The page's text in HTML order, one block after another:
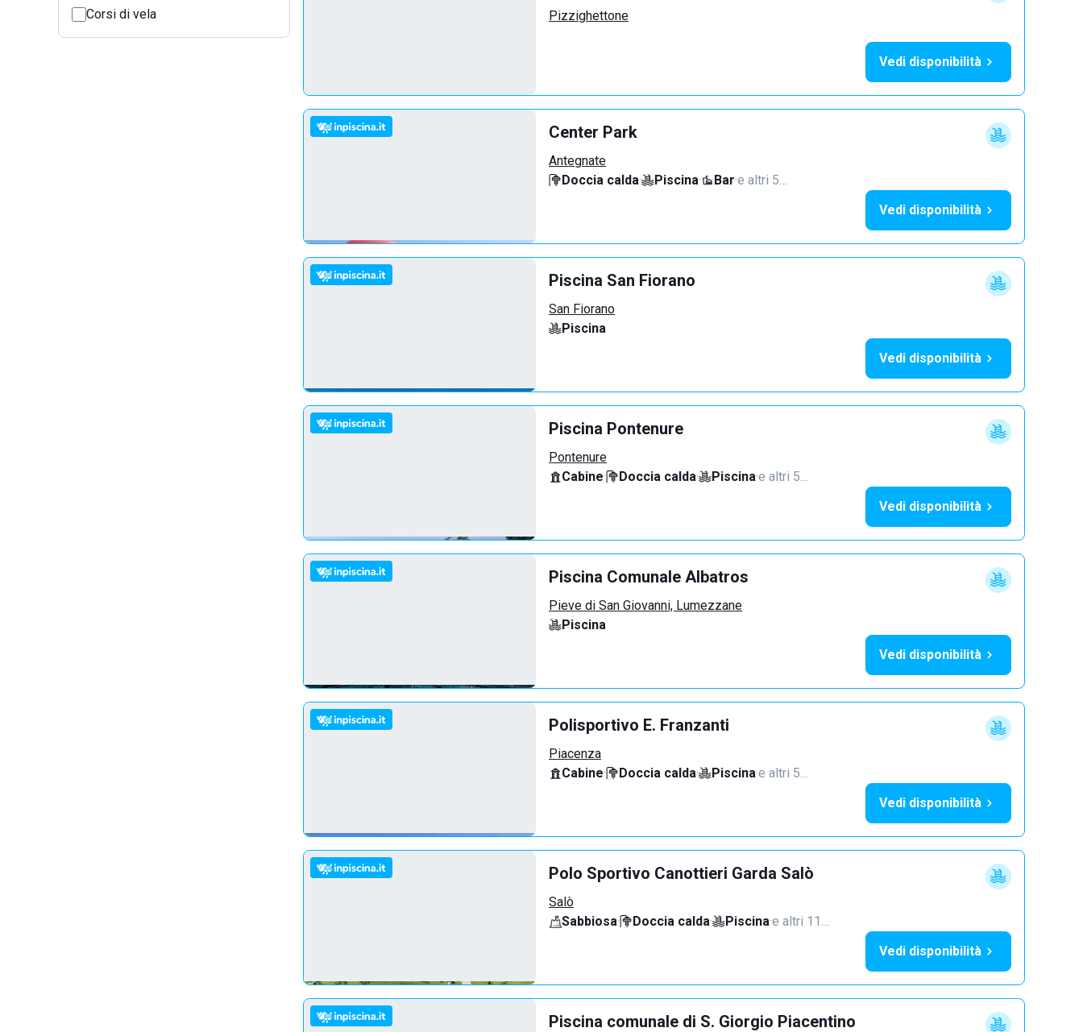
Corsi di vela
Pizzighettone
Vedi disponibilità
Center Park
Antegnate
Doccia calda· Piscina· Bar·e altri 5…
Vedi disponibilità
Piscina San Fiorano
San Fiorano
Piscina
Vedi disponibilità
Piscina Pontenure
Pontenure
Cabine· Doccia calda· Piscina·e altri 5…
Vedi disponibilità
Piscina Comunale Albatros
Pieve di San Giovanni, Lumezzane
Piscina
Vedi disponibilità
Polisportivo E. Franzanti
Piacenza
Cabine· Doccia calda· Piscina·e altri 5…
Vedi disponibilità
Polo Sportivo Canottieri Garda Salò
Salò
Sabbiosa· Doccia calda· Piscina·e altri 11…
Vedi disponibilità
Piscina comunale di S. Giorgio Piacentino